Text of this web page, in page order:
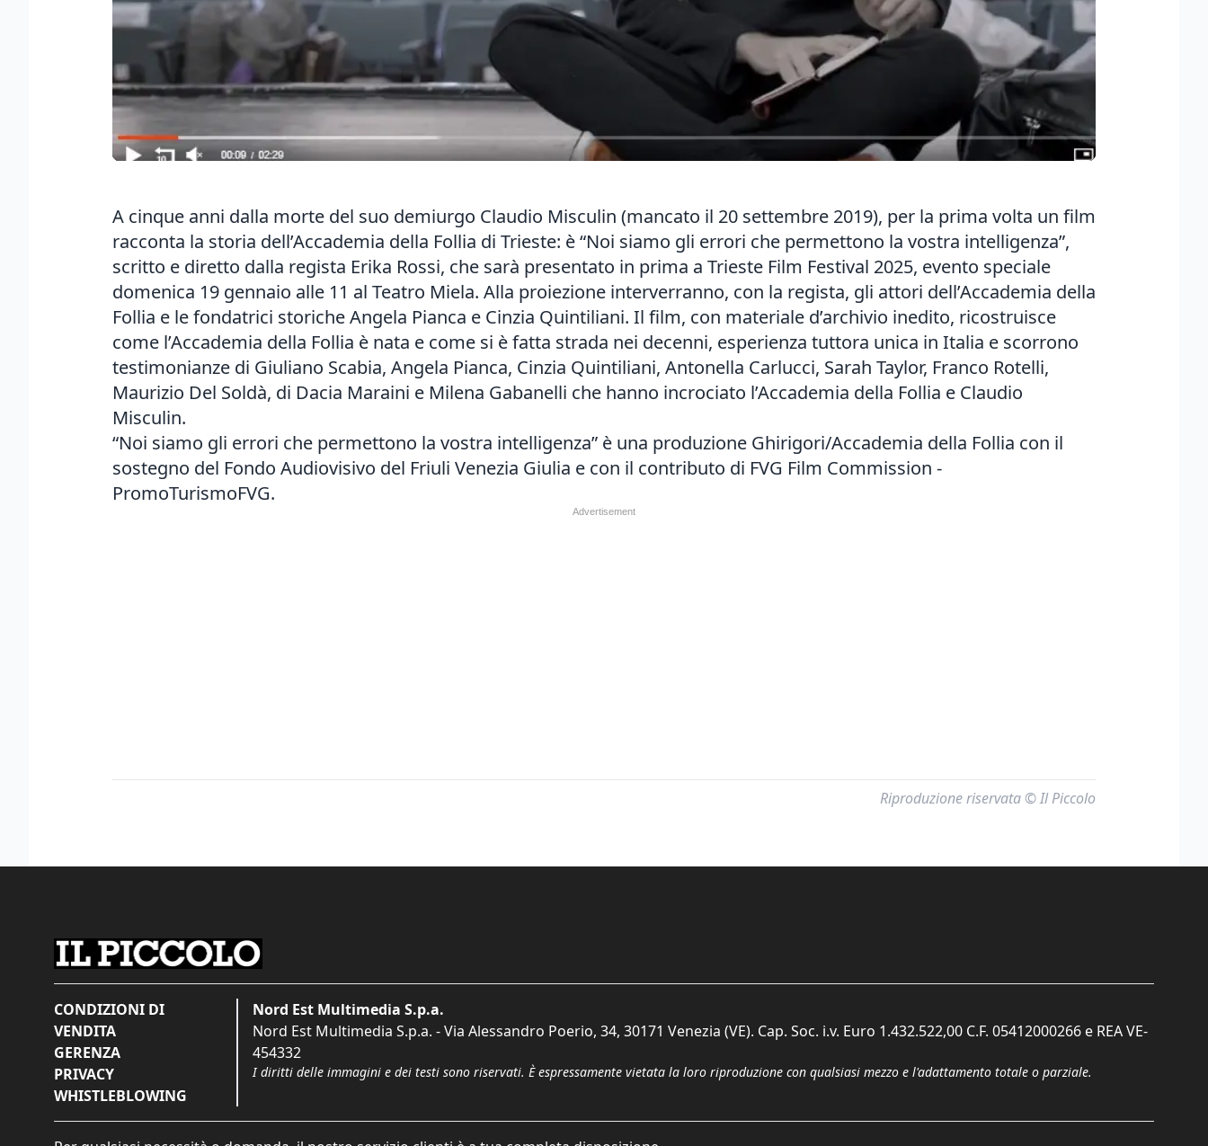
A cinque anni dalla morte del suo demiurgo Claudio Misculin (mancato il 20 settembre 2019), per la prima volta un film
racconta la storia dell’Accademia della Follia di Trieste: è “Noi siamo gli errori che permettono la vostra intelligenza”,
scritto e diretto dalla regista Erika Rossi, che sarà presentato in prima a Trieste Film Festival 2025, evento speciale
domenica 19 gennaio alle 11 al Teatro Miela. Alla proiezione interverranno, con la regista, gli attori dell’Accademia della
Follia e le fondatrici storiche Angela Pianca e Cinzia Quintiliani. Il film, con materiale d’archivio inedito, ricostruisce
come l’Accademia della Follia è nata e come si è fatta strada nei decenni, esperienza tuttora unica in Italia e scorrono
testimonianze di Giuliano Scabia, Angela Pianca, Cinzia Quintiliani, Antonella Carlucci, Sarah Taylor, Franco Rotelli,
Maurizio Del Soldà, di Dacia Maraini e Milena Gabanelli che hanno incrociato l’Accademia della Follia e Claudio
Misculin.
“Noi siamo gli errori che permettono la vostra intelligenza” è una produzione Ghirigori/Accademia della Follia con il
sostegno del Fondo Audiovisivo del Friuli Venezia Giulia e con il contributo di FVG Film Commission -
PromoTurismoFVG.
Riproduzione riservata © Il Piccolo
CONDIZIONI DI
VENDITA
GERENZA
PRIVACY
WHISTLEBLOWING
Nord Est Multimedia S.p.a.
Nord Est Multimedia S.p.a. - Via Alessandro Poerio, 34, 30171 Venezia (VE). Cap. Soc. i.v. Euro 1.432.522,00 C.F. 05412000266 e REA VE-
454332
I diritti delle immagini e dei testi sono riservati. È espressamente vietata la loro riproduzione con qualsiasi mezzo e l'adattamento totale o parziale.